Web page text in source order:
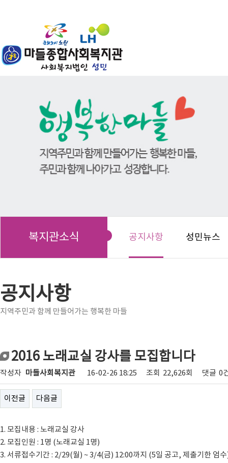
복지관소식 공지사항 성민뉴스
공지사항
지역주민과 함께 만들어가는 행복한 마들
2016 노래교실 강사를 모집합니다
작성자 마들사회복지관 16-02-26 18:25 조회 22,626회 댓글 0
이전글 다음글
1. 모집내용 : 노래교실 강사
2. 모집인원 : 1명 (노래교실 1명)
3. 서류접수기간 : 2/29(월) ~ 3/4(금) 12:00까지 (5일 공고, 제출기한 엄